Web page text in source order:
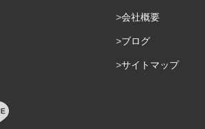
会社概要
ブログ
サイトマップ